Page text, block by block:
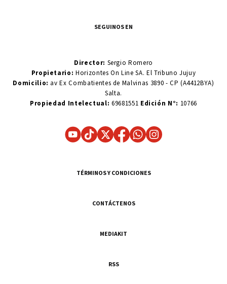
SEGUINOS EN
Director: Sergio Romero
Propietario:Horizontes On Line SA. El Tribuno Jujuy
Domicilio: av Ex Combatientes de Malvinas 3890 - CP (A4412BYA)
Salta.
Propiedad Intelectual: 69681551 Edición N°: 10766
TÉRMINOS Y CONDICIONES
CONTÁCTENOS
MEDIAKIT
RSS